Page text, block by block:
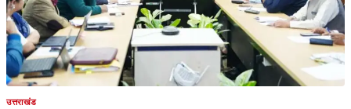
उत्तराखंड